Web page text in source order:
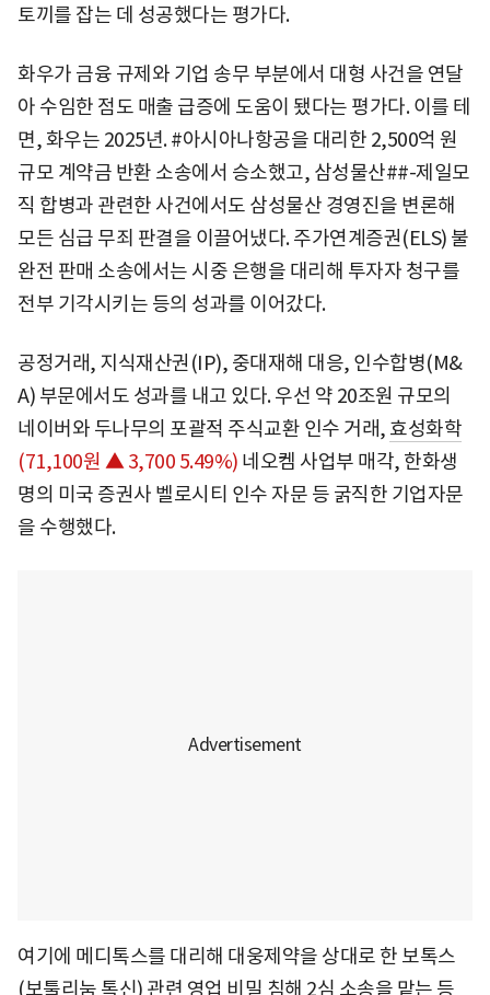
토끼를 잡는 데 성공했다는 평가다.
화우가 금융 규제와 기업 송무 부분에서 대형 사건을 연달
아 수임한 점도 매출 급증에 도움이 됐다는 평가다. 이를 테
면, 화우는 2025년. #아시아나항공을 대리한 2,500억 원
규모 계약금 반환 소송에서 승소했고, 삼성물산##-제일모
직 합병과 관련한 사건에서도 삼성물산 경영진을 변론해
모든 심급 무죄 판결을 이끌어냈다. 주가연계증권(ELS) 불
완전 판매 소송에서는 시중 은행을 대리해 투자자 청구를
전부 기각시키는 등의 성과를 이어갔다.
공정거래, 지식재산권(IP), 중대재해 대응, 인수합병(M&
A) 부문에서도 성과를 내고 있다. 우선 약 20조원 규모의
네이버와 두나무의 포괄적 주식교환 인수 거래, 효성화학
(71,100원 ▲ 3,700 5.49%) 네오켐 사업부 매각, 한화생
명의 미국 증권사 벨로시티 인수 자문 등 굵직한 기업자문
을 수행했다.
여기에 메디톡스를 대리해 대웅제약을 상대로 한 보톡스
(보툴리눔 톡신) 관련 영업 비밀 침해 2심 소송을 맡는 등